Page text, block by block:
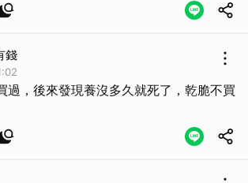
錢
過，後來發現養沒多久就死了，乾脆不買